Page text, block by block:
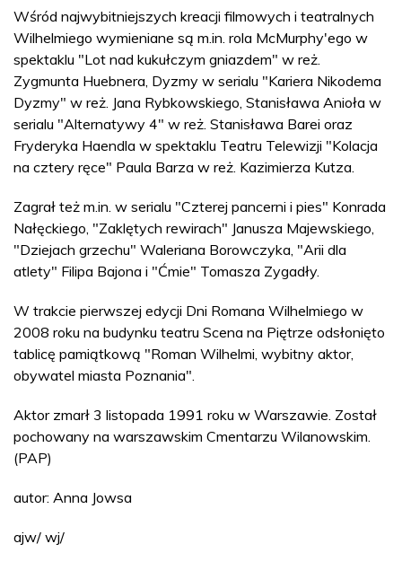
Wśród najwybitniejszych kreacji filmowych i teatralnych
Wilhelmiego wymieniane są m.in. rola McMurphy'ego w
spektaklu "Lot nad kukułczym gniazdem" w reż.
Zygmunta Huebnera, Dyzmy w serialu "Kariera Nikodema
Dyzmy" w reż. Jana Rybkowskiego, Stanisława Anioła w
serialu "Alternatywy 4" w reż. Stanisława Barei oraz
Fryderyka Haendla w spektaklu Teatru Telewizji "Kolacja
na cztery ręce" Paula Barza w reż. Kazimierza Kutza.
Zagrał też m.in. w serialu "Czterej pancerni i pies" Konrada
Nałęckiego, "Zaklętych rewirach" Janusza Majewskiego,
"Dziejach grzechu" Waleriana Borowczyka, "Arii dla
atlety" Filipa Bajona i "Ćmie" Tomasza Zygadły.
W trakcie pierwszej edycji Dni Romana Wilhelmiego w
2008 roku na budynku teatru Scena na Piętrze odsłonięto
tablicę pamiątkową "Roman Wilhelmi, wybitny aktor,
obywatel miasta Poznania".
Aktor zmarł 3 listopada 1991 roku w Warszawie. Został
pochowany na warszawskim Cmentarzu Wilanowskim.
(PAP)
autor: Anna Jowsa
ajw/ wj/